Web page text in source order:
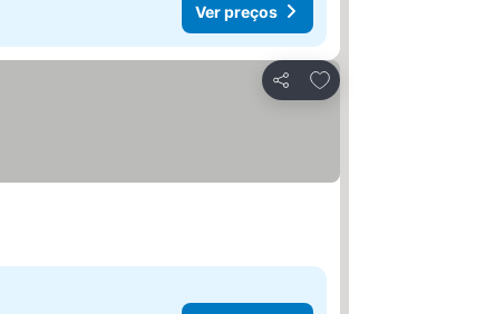
Ver preços
Partilhar
Adicionar aos favoritos